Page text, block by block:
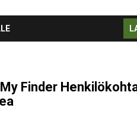
Finder